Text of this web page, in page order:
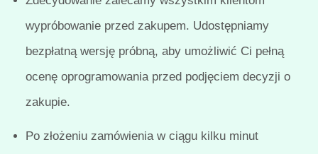
wypróbowanie przed zakupem. Udostępniamy
bezpłatną wersję próbną, aby umożliwić Ci pełną
ocenę oprogramowania przed podjęciem decyzji o
zakupie.
Po złożeniu zamówienia w ciągu kilku minut